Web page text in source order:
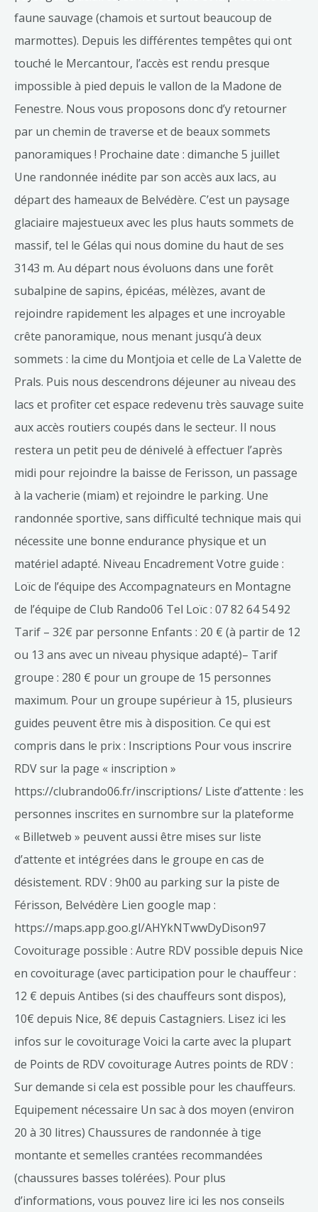
faune sauvage (chamois et surtout beaucoup de
marmottes). Depuis les différentes tempêtes qui ont
touché le Mercantour, l’accès est rendu presque
impossible à pied depuis le vallon de la Madone de
Fenestre. Nous vous proposons donc d’y retourner
par un chemin de traverse et de beaux sommets
panoramiques ! Prochaine date : dimanche 5 juillet
Une randonnée inédite par son accès aux lacs, au
départ des hameaux de Belvédère. C’est un paysage
glaciaire majestueux avec les plus hauts sommets de
massif, tel le Gélas qui nous domine du haut de ses
3143 m. Au départ nous évoluons dans une forêt
subalpine de sapins, épicéas, mélèzes, avant de
rejoindre rapidement les alpages et une incroyable
crête panoramique, nous menant jusqu’à deux
sommets : la cime du Montjoia et celle de La Valette de
Prals. Puis nous descendrons déjeuner au niveau des
lacs et profiter cet espace redevenu très sauvage suite
aux accès routiers coupés dans le secteur. Il nous
restera un petit peu de dénivelé à effectuer l’après
midi pour rejoindre la baisse de Ferisson, un passage
à la vacherie (miam) et rejoindre le parking. Une
randonnée sportive, sans difficulté technique mais qui
nécessite une bonne endurance physique et un
matériel adapté. Niveau Encadrement Votre guide :
Loïc de l’équipe des Accompagnateurs en Montagne
de l’équipe de Club Rando06 Tel Loïc : 07 82 64 54 92
Tarif – 32€ par personne Enfants : 20 € (à partir de 12
ou 13 ans avec un niveau physique adapté)– Tarif
groupe : 280 € pour un groupe de 15 personnes
maximum. Pour un groupe supérieur à 15, plusieurs
guides peuvent être mis à disposition. Ce qui est
compris dans le prix : Inscriptions Pour vous inscrire
RDV sur la page « inscription »
https://clubrando06.fr/inscriptions/ Liste d’attente : les
personnes inscrites en surnombre sur la plateforme
« Billetweb » peuvent aussi être mises sur liste
d’attente et intégrées dans le groupe en cas de
désistement. RDV : 9h00 au parking sur la piste de
Férisson, Belvédère Lien google map :
https://maps.app.goo.gl/AHYkNTwwDyDison97
Covoiturage possible : Autre RDV possible depuis Nice
en covoiturage (avec participation pour le chauffeur :
12 € depuis Antibes (si des chauffeurs sont dispos),
10€ depuis Nice, 8€ depuis Castagniers. Lisez ici les
infos sur le covoiturage Voici la carte avec la plupart
de Points de RDV covoiturage Autres points de RDV :
Sur demande si cela est possible pour les chauffeurs.
Equipement nécessaire Un sac à dos moyen (environ
20 à 30 litres) Chaussures de randonnée à tige
montante et semelles crantées recommandées
(chaussures basses tolérées). Pour plus
d’informations, vous pouvez lire ici les nos conseils